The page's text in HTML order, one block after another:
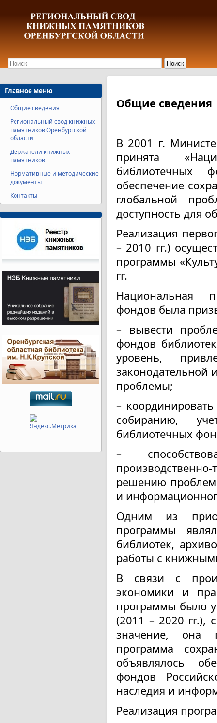
Общие сведения
В 2001 г.
принята
библиотечных
обеспечение
глобальной
доступность для
Реализация
– 2010 гг.)
программы
гг.
Национальная
фондов была
– вывести
фондов
уровень,
законодательной
проблемы;
–
собиранию,
библиотечных
–
решению проблем
и
Одним из
программы
библиотек,
работы с
В связи с
экономики и
программы было
(2011 – 2020 гг.),
значение, она
программа
объявлялось
фондов
наследия и
Реализация
Главное меню
Общие сведения
Региональный свод книжных
памятников Оренбургской
области
Держатели книжных
памятников
Нормативные и методические
документы
Контакты